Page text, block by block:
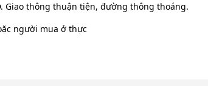
Giao thông thuận tiện, đường thông thoáng.
người mua ở thực